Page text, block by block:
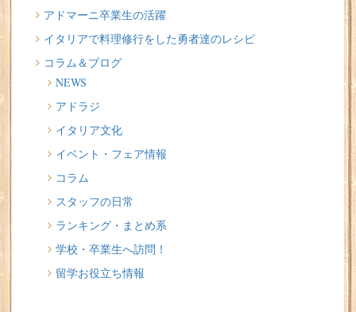
2026/07/20
イタリア人はどんなジェラートを食べる？
2026/07/17
イタリアが誇る3人の天才芸術家 その傑作を見に行こう！
2026/07/16
味わってみたい！魚介の「ごった煮」 リヴォルノの
Cacciucco（カッチュッコ）
アドマーニ卒業生の活躍
イタリアで料理修行をした勇者達のレシピ
コラム＆ブログ
NEWS
アドラジ
イタリア文化
イベント・フェア情報
コラム
スタッフの日常
ランキング・まとめ系
学校・卒業生へ訪問！
留学お役立ち情報